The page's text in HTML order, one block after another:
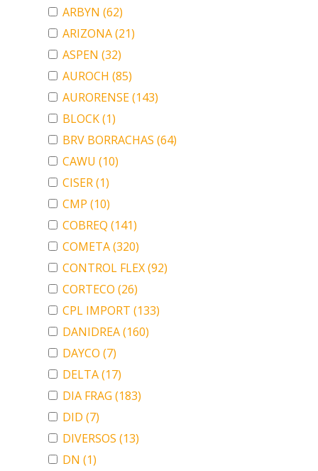
ARBYN (62)
ARIZONA(21)
ASPEN (32)
AUROCH (85)
AURORENSE(143)
BLOCK(1)
BRV BORRACHAS (64)
CAWU (10)
CISER(1)
CMP (10)
COBREQ (141)
COMETA(320)
CONTROL FLEX(92)
CORTECO (26)
CPL IMPORT (133)
DANIDREA(160)
DAYCO (7)
DELTA(17)
DIA FRAG (183)
DID (7)
DIVERSOS (13)
DN (1)